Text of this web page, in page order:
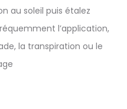
au soleil puis étalez
l’application,
la transpiration ou le